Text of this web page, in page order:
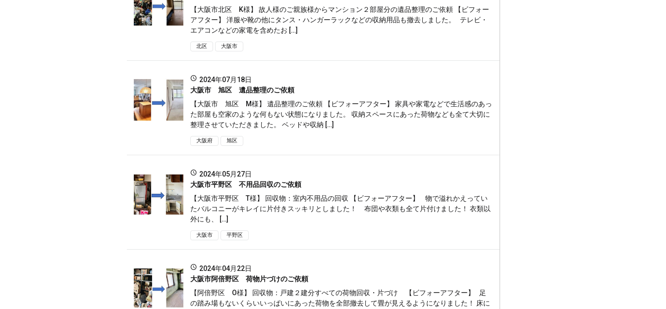
【大阪市北区 K様】 故人様のご親族様からマンション２部屋分の遺品整理のご依頼 【ビフォー
アフター】 洋服や靴の他にタンス・ハンガーラックなどの収納用品も撤去しました。 テレビ・
エアコンなどの家電を含めたお […]
北区 大阪市
2024年07月18日
大阪市 旭区 遺品整理のご依頼
【大阪市 旭区 M様】 遺品整理のご依頼 【ビフォーアフター】 家具や家電などで生活感のあっ
た部屋も空家のような何もない状態になりました。 収納スペースにあった荷物なども全て大切に
整理させていただきました。 ベッドや収納 […]
大阪府 旭区
2024年05月27日
大阪市平野区 不用品回収のご依頼
【大阪市平野区 T様】 回収物：室内不用品の回収 【ビフォーアフター】 物で溢れかえってい
たバルコニーがキレイに片付きスッキリとしました！ 布団や衣類も全て片付けました！ 衣類以
外にも、 […]
大阪市 平野区
2024年04月22日
大阪市阿倍野区 荷物片づけのご依頼
【阿倍野区 О様】 回収物：戸建２建分すべての荷物回収・片づけ 【ビフォーアフター】 足
の踏み場もないくらいいっぱいにあった荷物を全部撤去して畳が見えるようになりました！ 床に